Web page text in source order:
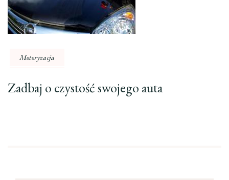
Motoryzacja
Zadbaj o czystość swojego auta